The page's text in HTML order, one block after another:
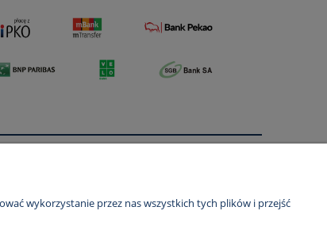
Kontakt i dane firmy
wykorzystanie przez nas wszystkich tych plików i przejść